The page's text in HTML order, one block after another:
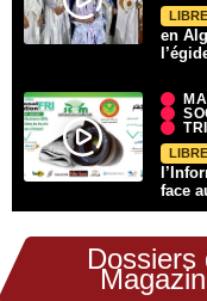
LIBRE
en
LIBRE
face
Dossiers